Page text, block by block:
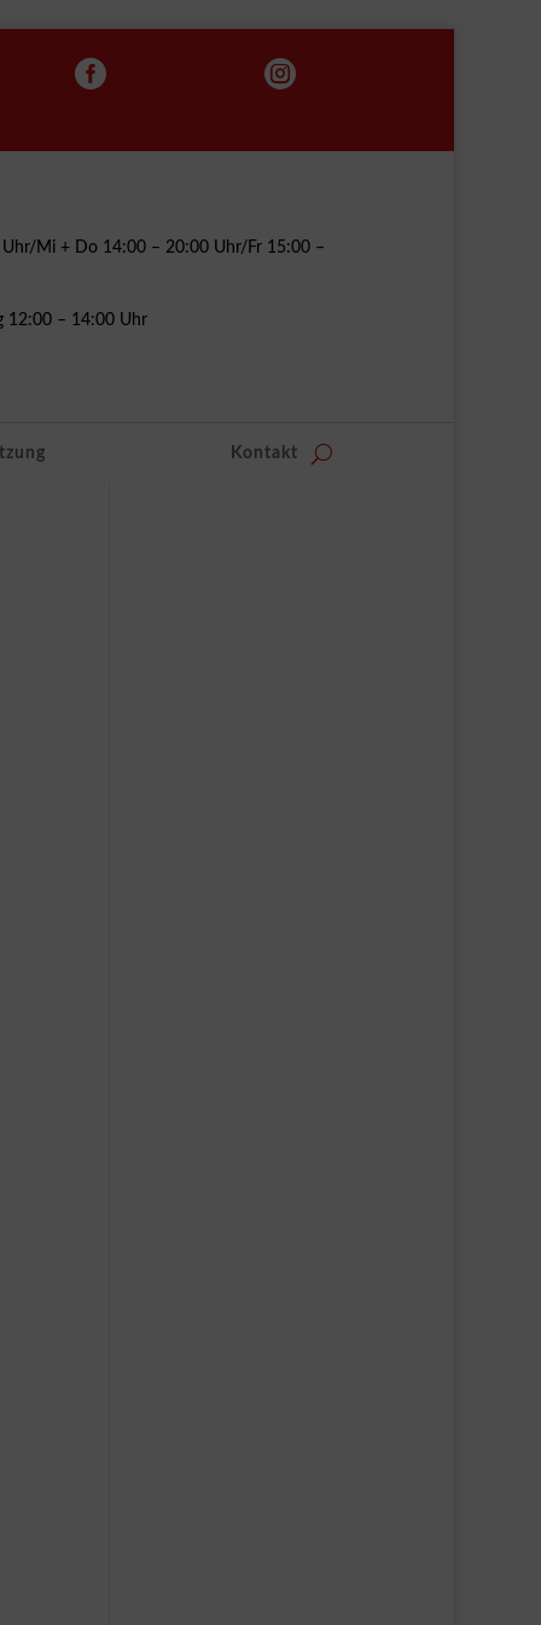
 
Mi + Do 14:00 – 20:00 Uhr/Fr 15:00 –
12:00 – 14:00 Uhr
Kontakt